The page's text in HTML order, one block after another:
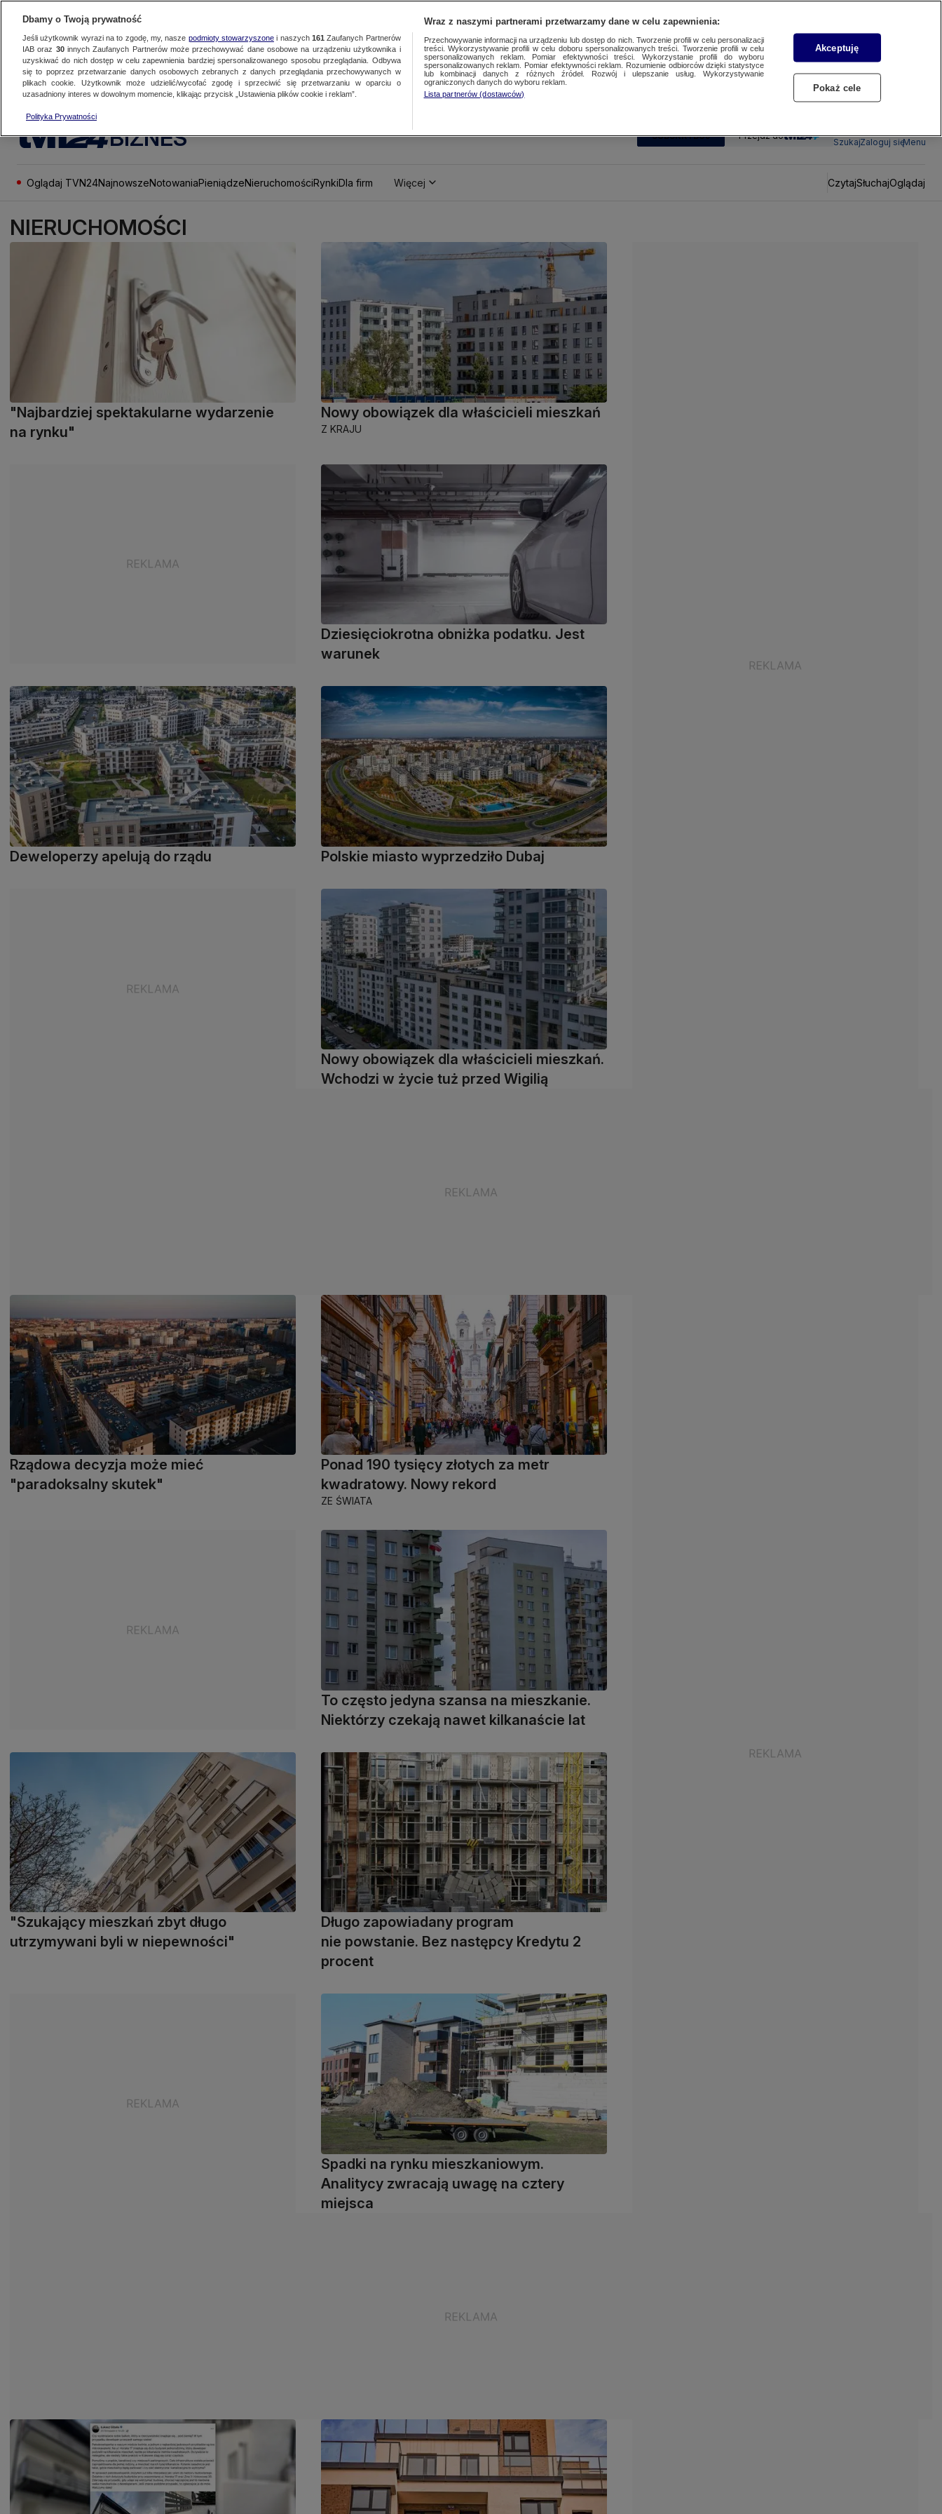
BIZNES SUBSKRYBUJ Przejdź do
SzukajZaloguj sięMenu
Oglądaj TVN24NajnowszeNotowaniaPieniądzeNieruchomościRynkiDla firm Więcej CzytajSłuchajOglądaj
NIERUCHOMOŚCI
"Najbardziej spektakularne wydarzenie
na rynku"
Nowy obowiązek dla właścicieli mieszkań
Z KRAJU
Dziesięciokrotna obniżka podatku. Jest
warunek
Deweloperzy apelują do rządu Polskie miasto wyprzedziło Dubaj
Nowy obowiązek dla właścicieli mieszkań.
Wchodzi w życie tuż przed Wigilią
Rządowa decyzja może mieć
"paradoksalny skutek"
Ponad 190 tysięcy złotych za metr
kwadratowy. Nowy rekord
ZE ŚWIATA
To często jedyna szansa na mieszkanie.
Niektórzy czekają nawet kilkanaście lat
"Szukający mieszkań zbyt długo
utrzymywani byli w niepewności"
Długo zapowiadany program
nie powstanie. Bez następcy Kredytu 2
procent
Spadki na rynku mieszkaniowym.
Analitycy zwracają uwagę na cztery
miejsca
Dbamy o Twoją prywatność
Jeśli użytkownik wyrazi na to zgodę, my, nasze podmioty stowarzyszonei naszych 161 Zaufanych Partnerów
IAB oraz 30innych Zaufanych Partnerów może przechowywać dane osobowe na urządzeniu użytkownika i
uzyskiwać do nich dostęp w celu zapewnienia bardziej spersonalizowanego sposobu przeglądania. Odbywa
się to poprzez przetwarzanie danych osobowych zebranych z danych przeglądania przechowywanych w
plikach cookie. Użytkownik może udzielić/wycofać zgodę i sprzeciwić się przetwarzaniu w oparciu o
uzasadniony interes w dowolnym momencie, klikając przycisk „Ustawienia plików cookie i reklam”.
Polityka Prywatności
Wraz z naszymi partnerami przetwarzamy dane w celu zapewnienia:
Przechowywanie informacji na urządzeniu lub dostęp do nich. Tworzenie profili w celu personalizacji
treści. Wykorzystywanie profili w celu doboru spersonalizowanych treści. Tworzenie profili w celu
spersonalizowanych reklam. Pomiar efektywności treści. Wykorzystanie profili do wyboru
spersonalizowanych reklam. Pomiar efektywności reklam. Rozumienie odbiorców dzięki statystyce
lub kombinacji danych z różnych źródeł. Rozwój i ulepszanie usług. Wykorzystywanie
ograniczonych danych do wyboru reklam.
Lista partnerów (dostawców)
Akceptuję
Pokaż cele